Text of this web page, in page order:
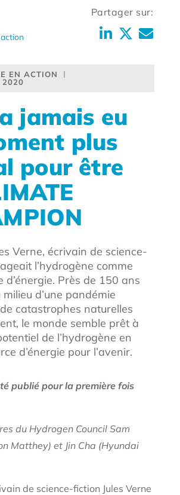
Partager sur:
EN ACTION
2020
jamais eu
plus
pour être
Verne, écrivain de science-
l’hydrogène comme
d’énergie. Près de 150 ans
d’une pandémie
catastrophes naturelles
le monde semble prêt à
de l’hydrogène en
d’énergie pour l’avenir.
publié pour la première fois
du Hydrogen Council Sam
Matthey) et Jin Cha (Hyundai
de science-fiction Jules Verne